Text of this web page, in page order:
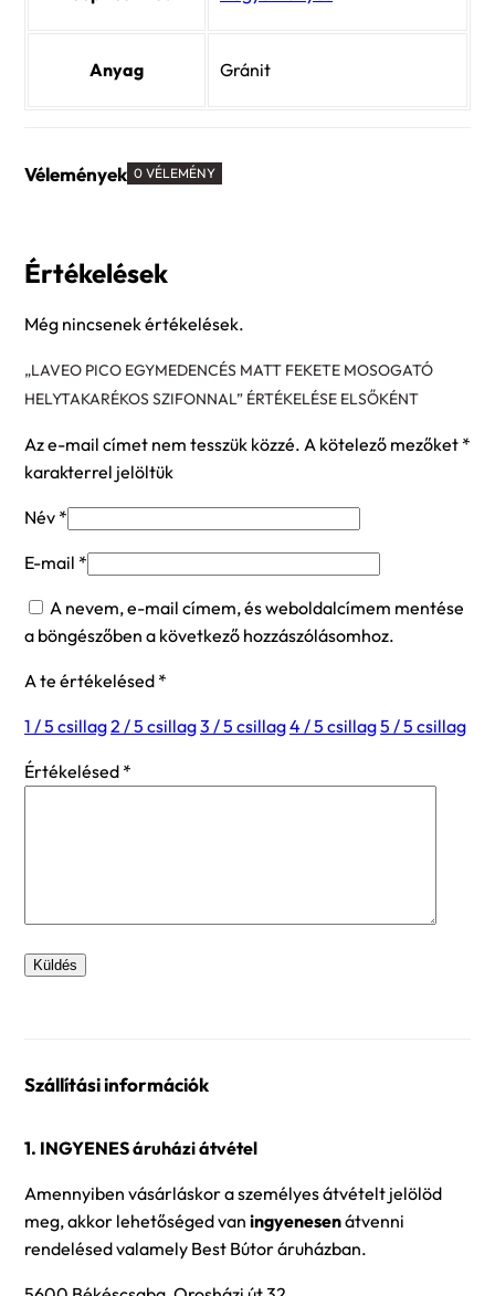
Anyag Gránit
Vélemények 0 VÉLEMÉNY
Értékelések
Még nincsenek értékelések.
„LAVEO PICO EGYMEDENCÉS MATT FEKETE MOSOGATÓ
HELYTAKARÉKOS SZIFONNAL” ÉRTÉKELÉSE ELSŐKÉNT
Az e-mail címet nem tesszük közzé. A kötelező mezőket *
karakterrel jelöltük
Név *
E-mail *
A nevem, e-mail címem, és weboldalcímem mentése
a böngészőben a következő hozzászólásomhoz.
A te értékelésed *
1 / 5 csillag2 / 5 csillag3 / 5 csillag4 / 5 csillag5 / 5 csillag
Értékelésed *
Szállítási információk
1. INGYENES áruházi átvétel
Amennyiben vásárláskor a személyes átvételt jelölöd
meg, akkor lehetőséged van ingyenesenátvenni
rendelésed valamely Best Bútor áruházban.